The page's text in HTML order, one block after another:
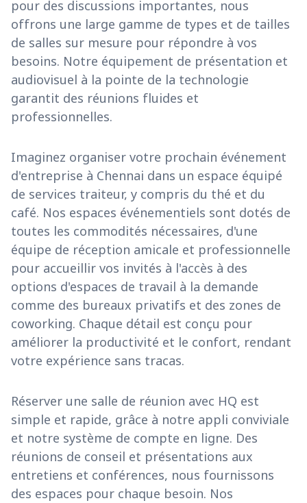
pour des discussions importantes, nous
offrons une large gamme de types et de tailles
de salles sur mesure pour répondre à vos
besoins. Notre équipement de présentation et
audiovisuel à la pointe de la technologie
garantit des réunions fluides et
professionnelles.
Imaginez organiser votre prochain événement
d'entreprise à Chennai dans un espace équipé
de services traiteur, y compris du thé et du
café. Nos espaces événementiels sont dotés de
toutes les commodités nécessaires, d'une
équipe de réception amicale et professionnelle
pour accueillir vos invités à l'accès à des
options d'espaces de travail à la demande
comme des bureaux privatifs et des zones de
coworking. Chaque détail est conçu pour
améliorer la productivité et le confort, rendant
votre expérience sans tracas.
Réserver une salle de réunion avec HQ est
simple et rapide, grâce à notre appli conviviale
et notre système de compte en ligne. Des
réunions de conseil et présentations aux
entretiens et conférences, nous fournissons
des espaces pour chaque besoin. Nos